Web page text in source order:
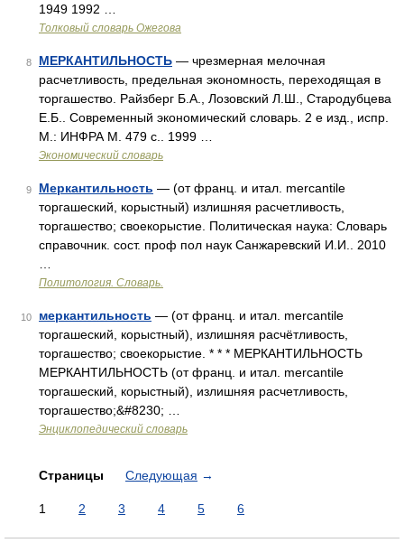
1949 1992 …
Толковый словарь Ожегова
8 МЕРКАНТИЛЬНОСТЬ — чрезмерная мелочная
расчетливость, предельная экономность, переходящая в
торгашество. Райзберг Б.А., Лозовский Л.Ш., Стародубцева
Е.Б.. Современный экономический словарь. 2 е изд., испр.
М.: ИНФРА М. 479 с.. 1999 …
Экономический словарь
9 Меркантильность — (от франц. и итал. mercantile
торгашеский, корыстный) излишняя расчетливость,
торгашество; своекорыстие. Политическая наука: Словарь
справочник. сост. проф пол наук Санжаревский И.И.. 2010
Политология. Словарь.
10 меркантильность — (от франц. и итал. mercantile
торгашеский, корыстный), излишняя расчётливость,
торгашество; своекорыстие. * * * МЕРКАНТИЛЬНОСТЬ
МЕРКАНТИЛЬНОСТЬ (от франц. и итал. mercantile
торгашеский, корыстный), излишняя расчетливость,
торгашество;&#8230; …
Энциклопедический словарь
Страницы Следующая →
1 2 3 4 5 6